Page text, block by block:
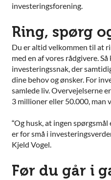
investeringsforening.
Ring, spørg
Du er altid velkommen til at
med en af vores rådgivere. Så
investeringssnak, der
dine behov og ønsker. For
samlede liv. Overvejelserne
3 millioner eller 50.000, man
“Og husk, at ingen
er for små i
Kjeld Vogel.
Før du går i